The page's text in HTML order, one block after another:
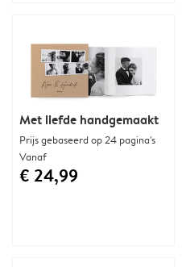
Met liefde handgemaakt
Prijs gebaseerd op 24 pagina's
Vanaf
€ 24,99